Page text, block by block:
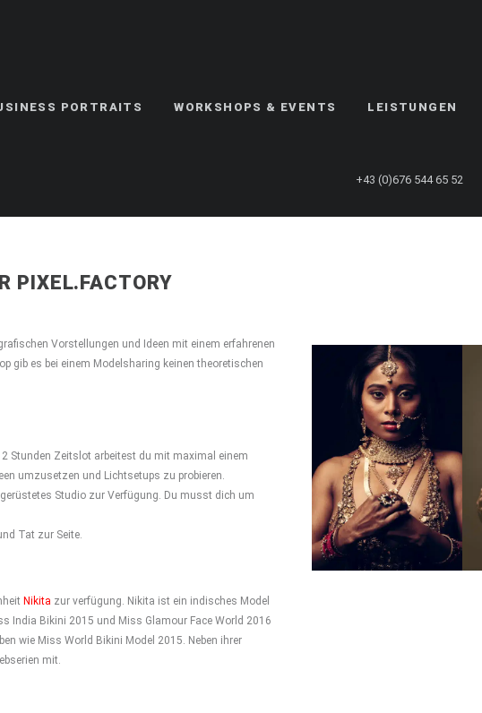
PORTRAITS WORKSHOPS & EVENTS LEISTUNGEN
+43 (0)676 544 65 52
PIXEL.FACTORY
Vorstellungen und Ideen mit einem erfahrenen
gib es bei einem Modelsharing keinen theoretischen
Stunden Zeitslot arbeitest du mit maximal einem
umzusetzen und Lichtsetups zu probieren.
Studio zur Verfügung. Du musst dich um
Tat zur Seite.
Nikita zur verfügung. Nikita ist ein indisches Model
India Bikini 2015 und Miss Glamour Face World 2016
wie Miss World Bikini Model 2015. Neben ihrer
mit.